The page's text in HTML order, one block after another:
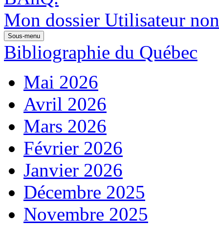
Mon dossier Utilisateur
Sous-menu
Bibliographie du Québec
Mai 2026
Avril 2026
Mars 2026
Février 2026
Janvier 2026
Décembre 2025
Novembre 2025